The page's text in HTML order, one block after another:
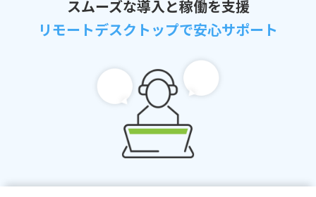
スムーズな導入と稼働を支援
リモートデスクトップで安心サポート